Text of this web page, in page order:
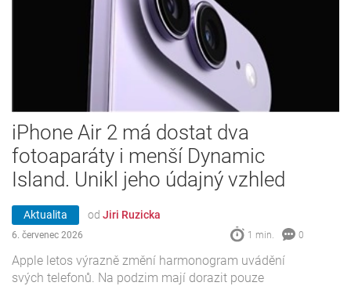
iPhone Air 2 má dostat dva
fotoaparáty i menší Dynamic
Island. Unikl jeho údajný vzhled
Aktualita od Jiri Ruzicka
6. červenec 2026 1 min. 0
Apple letos výrazně změní harmonogram uvádění
svých telefonů. Na podzim mají dorazit pouze